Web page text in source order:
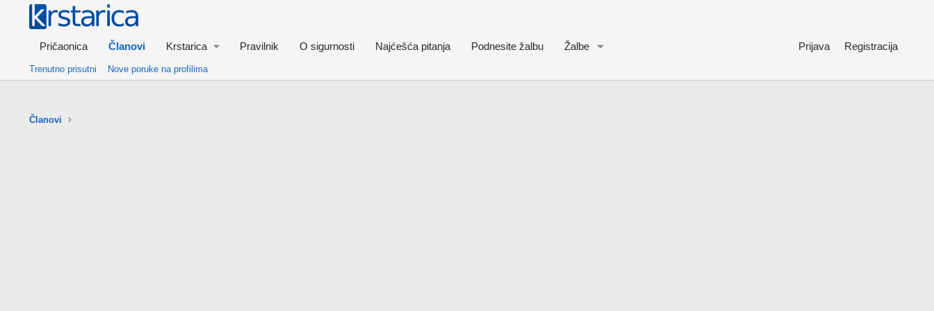
Pričaonica Članovi Krstarica Pravilnik O sigurnosti Najćešća pitanja Podnesite žalbu Žalbe Prijava Registracija
Trenutno prisutni Nove poruke na profilima
Članovi